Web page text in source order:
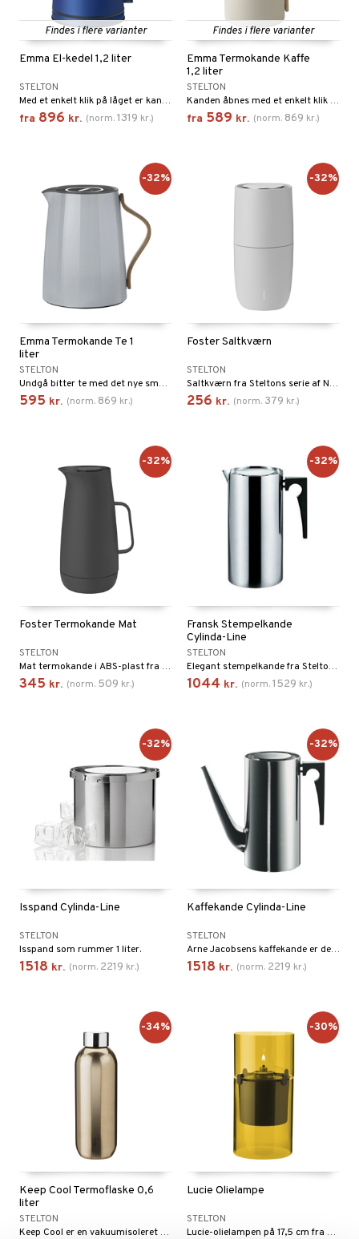
Findes i flere varianter
Emma El-kedel 1,2 liter
STELTON
Med et enkelt klik på låget er kanden åben, og det gør den nem at betjene med én hånd.
fra 896 kr. (norm.1319 kr.)
Findes i flere varianter
Emma Termokande Kaffe
1,2 liter
STELTON
Kanden åbnes med et enkelt klik på låget og den er nem at betjene med én hånd.
fra 589 kr. (norm. 869 kr.)
Emma Termokande Te 1
liter
STELTON
Undgå bitter te med det nye smarte filter til enkel tebrygning.
595 kr. (norm. 869 kr.)
-32%
Foster Saltkværn
STELTON
Saltkværn fra Steltons serie af Norman Foster.
256 kr. (norm. 379 kr.)
-32%
Foster Termokande Mat
STELTON
Mat termokande i ABS-plast fra Steltons Foster-serie.
345 kr. (norm. 509 kr.)
-32%
Fransk Stempelkande
Cylinda-Line
STELTON
Elegant stempelkande fra Stelton med indbygget termo.
1044 kr. (norm.1529 kr.)
-32%
Isspand Cylinda-Line
STELTON
Isspand som rummer 1 liter.
1518 kr. (norm. 2219 kr.)
-32%
Kaffekande Cylinda-Line
STELTON
Arne Jacobsens kaffekande er designet i 1967 og er en del af serien Cylinda-Line.
1518 kr. (norm. 2219 kr.)
-32%
Keep Cool Termoflaske 0,6
liter
STELTON
Keep Cool er en vakuumisoleret flaske af rustfrit stål af høj kvalitet, der gør den perfekt til både varme og kolde drikke.
-34%
Lucie Olielampe
STELTON
Lucie-olielampen på 17,5 cm fra velrenommerede Stelton er en harmonisk cylinderformet olielampe i varmeholdbart borosilikatglas, som kan anvendes både inde og ude.
-30%